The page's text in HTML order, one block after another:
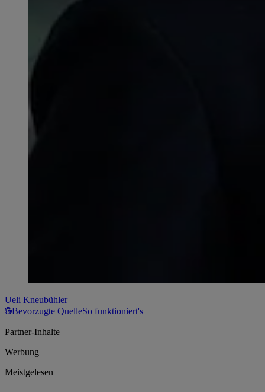
Ueli Kneubühler
Bevorzugte QuelleSo funktioniert's
Partner-Inhalte
Werbung
Meistgelesen